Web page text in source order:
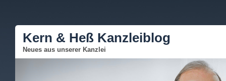
Kern & Heß Kanzleiblog
Neues aus unserer Kanzlei